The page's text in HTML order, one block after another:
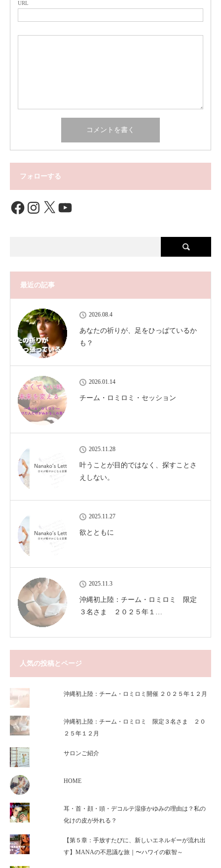
URL
フォローする
FacebookInstagram
X YouTube
最近の記事
2026.08.4
あなたの祈りが、足をひっぱているか
も？
2026.01.14
チーム・ロミロミ・セッション
2025.11.28
叶うことが目的ではなく、探すことさ
えしない。
2025.11.27
欲とともに
2025.11.3
沖縄初上陸：チーム・ロミロミ 限定
３名さま ２０２５年１…
人気の投稿とページ
沖縄初上陸：チーム・ロミロミ開催 ２０２５年１２月
沖縄初上陸：チーム・ロミロミ 限定３名さま ２０
２５年１２月
サロンご紹介
HOME
耳・首・顔・頭・デコルテ湿疹かゆみの理由は？私の
化けの皮が外れる？
【第５章：手放すたびに、新しいエネルギーが流れ出
す】MANAの不思議な旅｜〜ハワイの叡智～